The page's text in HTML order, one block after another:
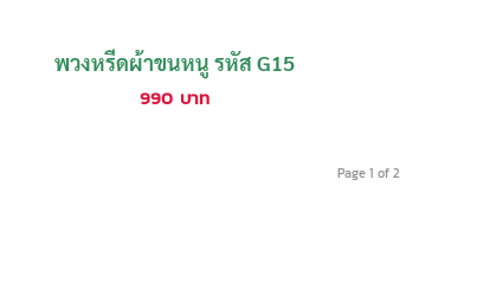
พวงหรีดผ้าขนหนู รหัส G15
990 บาท
Page 1 of 2